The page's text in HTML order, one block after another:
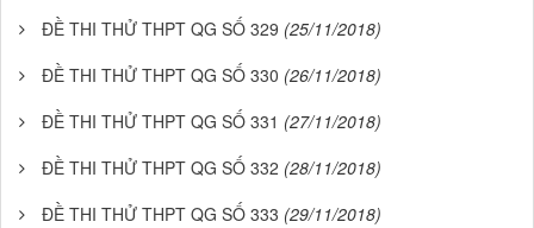
ĐỀ THI THỬ THPT QG SỐ 329 (25/11/2018)
ĐỀ THI THỬ THPT QG SỐ 330 (26/11/2018)
ĐỀ THI THỬ THPT QG SỐ 331 (27/11/2018)
ĐỀ THI THỬ THPT QG SỐ 332 (28/11/2018)
ĐỀ THI THỬ THPT QG SỐ 333 (29/11/2018)